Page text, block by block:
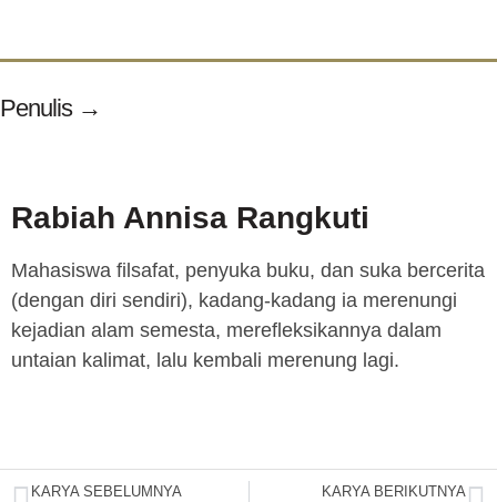
Penulis →
Rabiah Annisa Rangkuti
Mahasiswa filsafat, penyuka buku, dan suka bercerita
(dengan diri sendiri), kadang-kadang ia merenungi
kejadian alam semesta, merefleksikannya dalam
untaian kalimat, lalu kembali merenung lagi.
KARYA SEBELUMNYA KARYA BERIKUTNYA